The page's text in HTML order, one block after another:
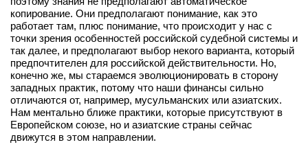
копирование. Они предполагают понимание, как это
работает там, плюс понимание, что происходит у нас с
точки зрения особенностей российской судебной системы и
так далее, и предполагают выбор некого варианта, который
предпочтителен для российской действительности. Но,
конечно же, мы стараемся эволюционировать в сторону
западных практик, потому что наши финансы сильно
отличаются от, например, мусульманских или азиатских.
Нам ментально ближе практики, которые присутствуют в
Европейском союзе, но и азиатские страны сейчас
движутся в этом направлении.